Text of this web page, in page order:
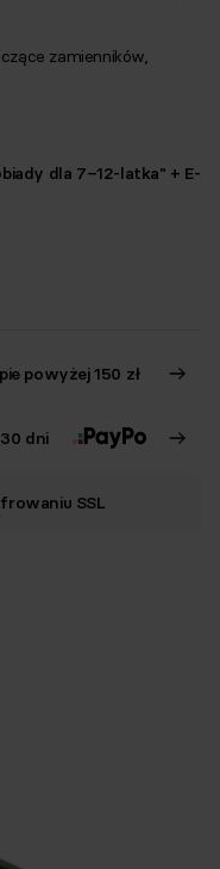
zamienników,
dla 7–12-latka" + E-
powyżej 150 zł
dni
SSL